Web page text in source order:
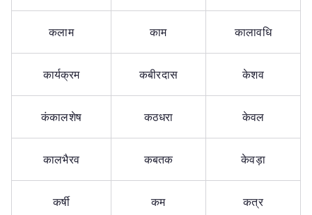
कलाम काम कालावधि
कार्यक्रम कबीरदास केशव
कंकालशेष कठधरा केवल
कालभैरव कबतक केवड़ा
कर्षी कम कत्र